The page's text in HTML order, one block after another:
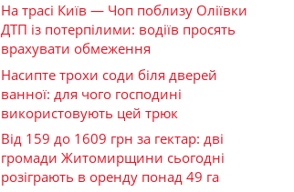
На трасі Київ — Чоп поблизу Оліївки
ДТП із потерпілими: водіїв просять
врахувати обмеження
Насипте трохи соди біля дверей
ванної: для чого господині
використовують цей трюк
Від 159 до 1609 грн за гектар: дві
громади Житомирщини сьогодні
розіграють в оренду понад 49 га